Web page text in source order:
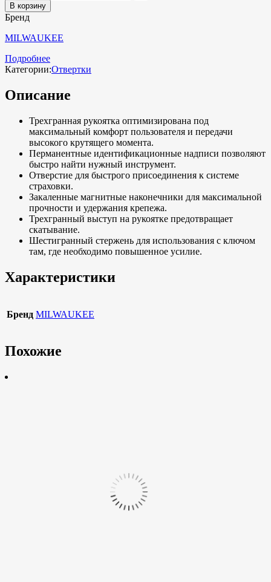
В корзину
Бренд
MILWAUKEE
Подробнее
Категории:Отвертки
Описание
Трехгранная рукоятка оптимизирована под
максимальный комфорт пользователя и передачи
высокого крутящего момента.
Перманентные идентификационные надписи позволяют
быстро найти нужный инструмент.
Отверстие для быстрого присоединения к системе
страховки.
Закаленные магнитные наконечники для максимальной
прочности и удержания крепежа.
Трехгранный выступ на рукоятке предотвращает
скатывание.
Шестигранный стержень для использования с ключом
там, где необходимо повышенное усилие.
Характеристики
Бренд MILWAUKEE
Похожие